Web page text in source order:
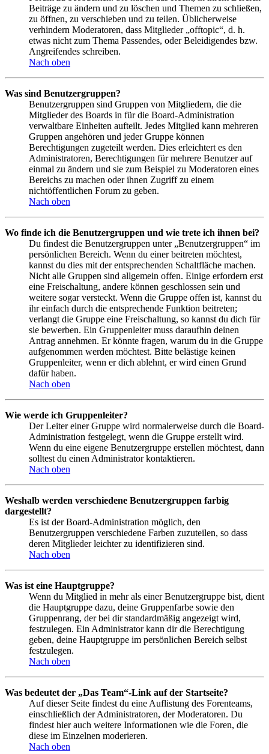
Beiträge zu ändern und zu löschen und Themen zu schließen,
zu öffnen, zu verschieben und zu teilen. Üblicherweise
verhindern Moderatoren, dass Mitglieder „offtopic“, d. h.
etwas nicht zum Thema Passendes, oder Beleidigendes bzw.
Angreifendes schreiben.
Nach oben
Was sind Benutzergruppen?
Benutzergruppen sind Gruppen von Mitgliedern, die die
Mitglieder des Boards in für die Board-Administration
verwaltbare Einheiten aufteilt. Jedes Mitglied kann mehreren
Gruppen angehören und jeder Gruppe können
Berechtigungen zugeteilt werden. Dies erleichtert es den
Administratoren, Berechtigungen für mehrere Benutzer auf
einmal zu ändern und sie zum Beispiel zu Moderatoren eines
Bereichs zu machen oder ihnen Zugriff zu einem
nichtöffentlichen Forum zu geben.
Nach oben
Wo finde ich die Benutzergruppen und wie trete ich ihnen bei?
Du findest die Benutzergruppen unter „Benutzergruppen“ im
persönlichen Bereich. Wenn du einer beitreten möchtest,
kannst du dies mit der entsprechenden Schaltfläche machen.
Nicht alle Gruppen sind allgemein offen. Einige erfordern erst
eine Freischaltung, andere können geschlossen sein und
weitere sogar versteckt. Wenn die Gruppe offen ist, kannst du
ihr einfach durch die entsprechende Funktion beitreten;
verlangt die Gruppe eine Freischaltung, so kannst du dich für
sie bewerben. Ein Gruppenleiter muss daraufhin deinen
Antrag annehmen. Er könnte fragen, warum du in die Gruppe
aufgenommen werden möchtest. Bitte belästige keinen
Gruppenleiter, wenn er dich ablehnt, er wird einen Grund
dafür haben.
Nach oben
Wie werde ich Gruppenleiter?
Der Leiter einer Gruppe wird normalerweise durch die Board-
Administration festgelegt, wenn die Gruppe erstellt wird.
Wenn du eine eigene Benutzergruppe erstellen möchtest, dann
solltest du einen Administrator kontaktieren.
Nach oben
Weshalb werden verschiedene Benutzergruppen farbig
dargestellt?
Es ist der Board-Administration möglich, den
Benutzergruppen verschiedene Farben zuzuteilen, so dass
deren Mitglieder leichter zu identifizieren sind.
Nach oben
Was ist eine Hauptgruppe?
Wenn du Mitglied in mehr als einer Benutzergruppe bist, dient
die Hauptgruppe dazu, deine Gruppenfarbe sowie den
Gruppenrang, der bei dir standardmäßig angezeigt wird,
festzulegen. Ein Administrator kann dir die Berechtigung
geben, deine Hauptgruppe im persönlichen Bereich selbst
festzulegen.
Nach oben
Was bedeutet der „Das Team“-Link auf der Startseite?
Auf dieser Seite findest du eine Auflistung des Forenteams,
einschließlich der Administratoren, der Moderatoren. Du
findest hier auch weitere Informationen wie die Foren, die
diese im Einzelnen moderieren.
Nach oben